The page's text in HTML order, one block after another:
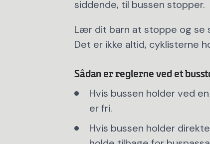
siddende, til bussen stopper.
Lær dit barn at stoppe og se
Det er ikke altid, cyklisterne
Sådan er reglerne ved et
Hvis bussen holder ved
er fri.
Hvis bussen holder